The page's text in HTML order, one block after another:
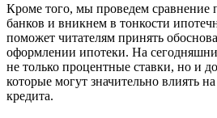
Кроме того, мы проведем сравнение
банков и вникнем в тонкости
поможет читателям принять
оформлении ипотеки. На
не только процентные ставки, но и
которые могут значительно влиять
кредита.